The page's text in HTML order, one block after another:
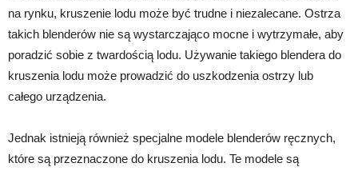
na rynku, kruszenie lodu może być trudne i niezalecane. Ostrza
takich blenderów nie są wystarczająco mocne i wytrzymałe, aby
poradzić sobie z twardością lodu. Używanie takiego blendera do
kruszenia lodu może prowadzić do uszkodzenia ostrzy lub
całego urządzenia.
Jednak istnieją również specjalne modele blenderów ręcznych,
które są przeznaczone do kruszenia lodu. Te modele są